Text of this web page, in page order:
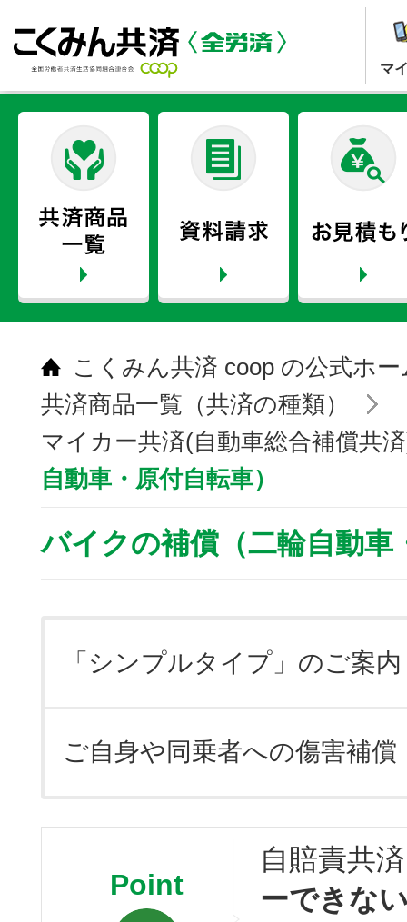
マ
こくみん共済 coop の公式ホ
共済商品一覧（共済の種類）
マイカー共済(自動車総合補償共
自動車・原付自転車）
バイクの補償（二輪自動車
「シンプルタイプ」のご案内
ご自身や同乗者への傷害補償
Point
自賠責共
ーできな